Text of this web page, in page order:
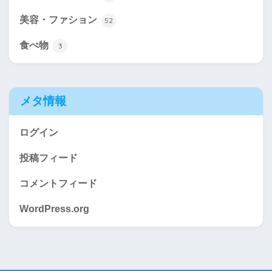
美容・ファション 52
食べ物 3
メタ情報
ログイン
投稿フィード
コメントフィード
WordPress.org